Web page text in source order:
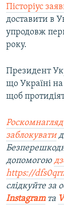
Пісторіус
доставити в
упродовж
року.
Президент
що Україні
щоб
заблокувати
допомогою
https://
слідкуйте за
Instagramта